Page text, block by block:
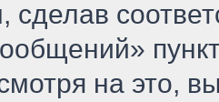
сделав
на это,